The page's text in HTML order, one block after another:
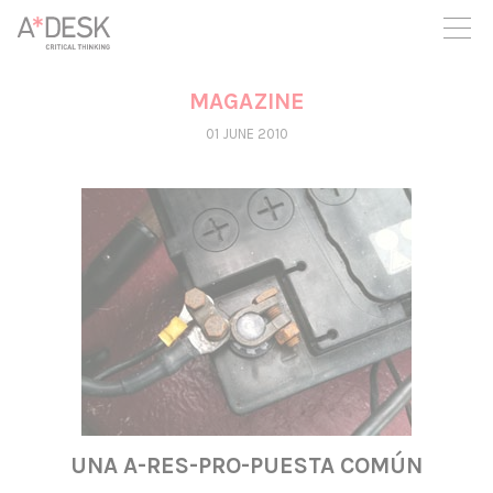
you believe in A*DESK, we need your backing to be able to
continue. You can now participate in the project by supporting
it. You can choose how much you want to contribute to the
You can decide how much you want to bring to the project.
MAGAZINE
01 JUNE 2010
UNA A-RES-PRO-PUESTA COMÚN